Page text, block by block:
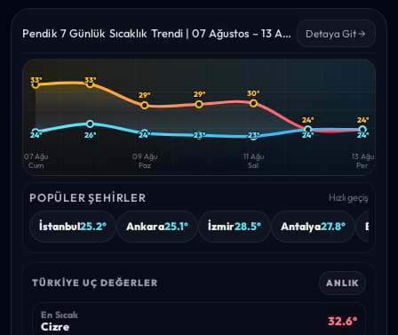
Pendik 7 Günlük Sıcaklık Trendi | 07 Ağustos – 13 Ağustos 2026 Detaya Git
—
33°
24°
33°
26°
29°
24°
29°
23°
30°
23°
24°
24°
24°
24°
07 Ağu
Cum
09 Ağu
Paz
11 Ağu
Sal
13 Ağu
Per
POPÜLER ŞEHIRLER Hızlı geçiş
İstanbul25.2° Ankara25.1° İzmir28.5° Antalya27.8° Bursa
TÜRKIYE UÇ DEĞERLER ANLIK
En Sıcak
Cizre 32.6°